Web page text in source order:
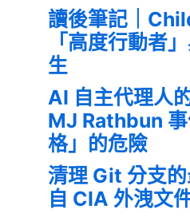
讀後筆記｜
「高度行動者
生
AI 自主代理人
MJ Rathbun
格」的危險
清理 Git 分支
自 CIA 外洩文